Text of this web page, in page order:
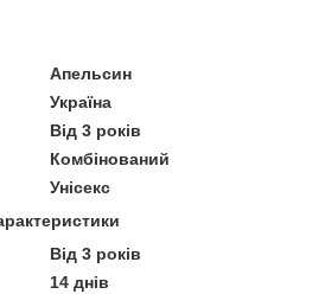
Апельсин
Україна
Від 3 років
Комбінований
Унісекс
Від 3 років
14 днів